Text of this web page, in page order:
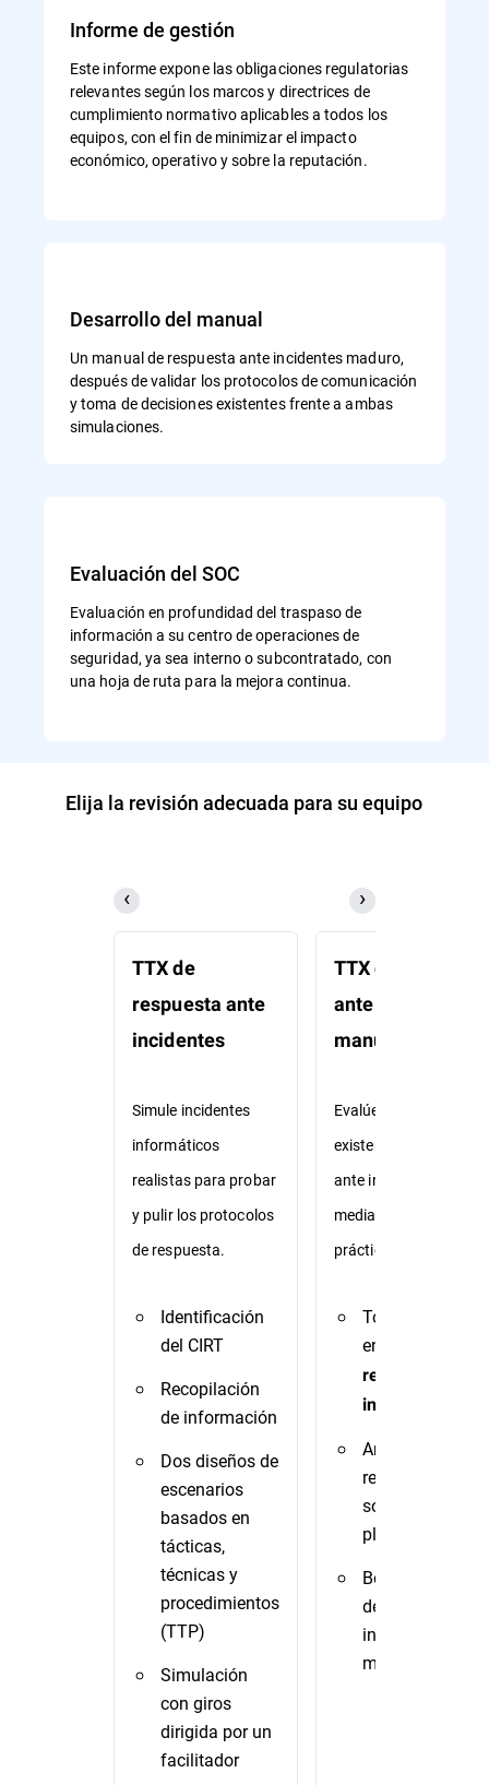
Informe de gestión
Este informe expone las obligaciones regulatorias
relevantes según los marcos y directrices de
cumplimiento normativo aplicables a todos los
equipos, con el fin de minimizar el impacto
económico, operativo y sobre la reputación.
Desarrollo del manual
Un manual de respuesta ante incidentes maduro,
después de validar los protocolos de comunicación
y toma de decisiones existentes frente a ambas
simulaciones.
Evaluación del SOC
Evaluación en profundidad del traspaso de
información a su centro de operaciones de
seguridad, ya sea interno o subcontratado, con
una hoja de ruta para la mejora continua.
Elija la revisión adecuada para su equipo
TTX de
respuesta ante
incidentes
Simule incidentes
informáticos
realistas para probar
y pulir los protocolos
de respuesta.
Identificación
del CIRT
Recopilación
de información
Dos diseños de
escenarios
basados en
tácticas,
técnicas y
procedimientos
(TTP)
Simulación
con giros
dirigida por un
facilitador
TTX de
ante incidentes +
manuales
Evalúe los manuales
existentes de
ante incidentes
mediante ejercicios
prácticos (TTX).
Todo lo incluido
en
respuesta ante
incidentes
Análisis y
sobre el
plan/manual
Borrador del
de respuesta
incidentes y
manuales